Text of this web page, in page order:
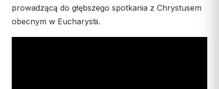
Kalendarz liturgiczny
prowadzącą do głębszego spotkania z Chrystusem
obecnym w Eucharystii.